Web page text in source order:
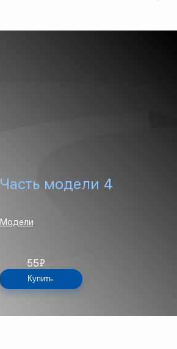
Часть модели 4
Модели
55₽
Купить